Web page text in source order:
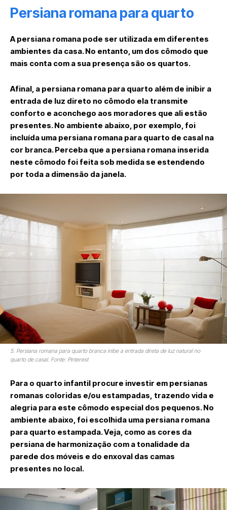
Persiana romana para quarto
A persiana romana pode ser utilizada em diferentes
ambientes da casa. No entanto, um dos cômodo que
mais conta com a sua presença são os quartos.
Afinal, a persiana romana para quarto além de inibir a
entrada de luz direto no cômodo ela transmite
conforto e aconchego aos moradores que ali estão
presentes. No ambiente abaixo, por exemplo, foi
incluída uma persiana romana para quarto de casal na
cor branca. Perceba que a persiana romana inserida
neste cômodo foi feita sob medida se estendendo
por toda a dimensão da janela.
5. Persiana romana para quarto branca inibe a entrada direta de luz natural no
quarto de casal. Fonte: Pinterest
Para o quarto infantil procure investir em persianas
romanas coloridas e/ou estampadas, trazendo vida e
alegria para este cômodo especial dos pequenos. No
ambiente abaixo, foi escolhida uma persiana romana
para quarto estampada. Veja, como as cores da
persiana de harmonização com a tonalidade da
parede dos móveis e do enxoval das camas
presentes no local.